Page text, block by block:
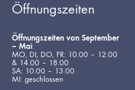
Öffnungszeiten
Öffnungszeiten von September
– Mai:
MO, DI, DO, FR: 10.00 – 12.00
& 14.00 – 18.00
SA: 10.00 – 13.00
MI: geschlossen